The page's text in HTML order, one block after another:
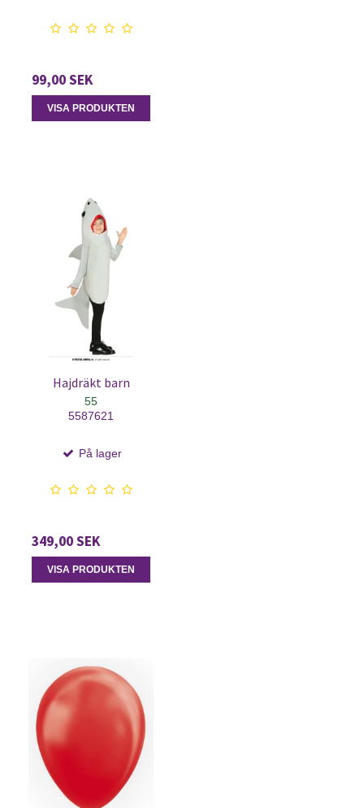
99,00 SEK
VISA PRODUKTEN
Hajdräkt barn
55
5587621
På lager
349,00 SEK
VISA PRODUKTEN